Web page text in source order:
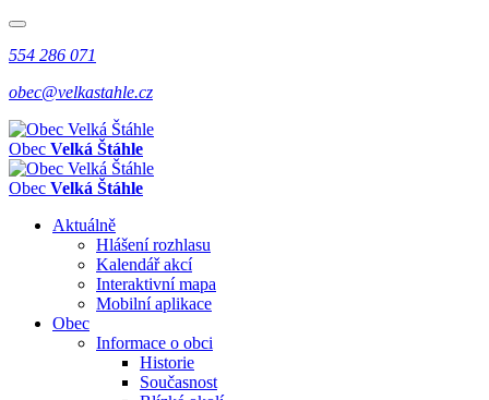
554 286 071
obec@velkastahle.cz
Obec Velká Štáhle
Obec Velká Štáhle
Aktuálně
Hlášení rozhlasu
Kalendář akcí
Interaktivní mapa
Mobilní aplikace
Obec
Informace o obci
Historie
Současnost